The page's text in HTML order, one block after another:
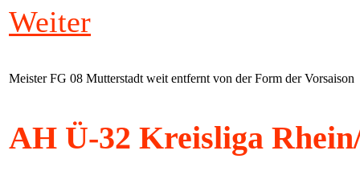
Weiter
Meister FG 08 Mutterstadt weit entfernt von der Form der Vorsaison
AH Ü-32 Kreisliga